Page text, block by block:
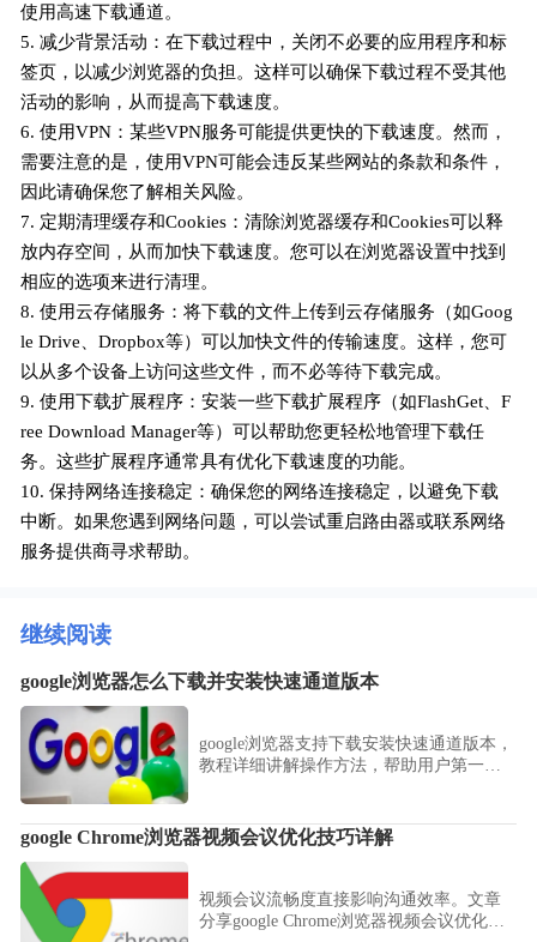
使用高速下载通道。
5. 减少背景活动：在下载过程中，关闭不必要的应用程序和标
签页，以减少浏览器的负担。这样可以确保下载过程不受其他
活动的影响，从而提高下载速度。
6. 使用VPN：某些VPN服务可能提供更快的下载速度。然而，
需要注意的是，使用VPN可能会违反某些网站的条款和条件，
因此请确保您了解相关风险。
7. 定期清理缓存和Cookies：清除浏览器缓存和Cookies可以释
放内存空间，从而加快下载速度。您可以在浏览器设置中找到
相应的选项来进行清理。
8. 使用云存储服务：将下载的文件上传到云存储服务（如Goog
le Drive、Dropbox等）可以加快文件的传输速度。这样，您可
以从多个设备上访问这些文件，而不必等待下载完成。
9. 使用下载扩展程序：安装一些下载扩展程序（如FlashGet、F
ree Download Manager等）可以帮助您更轻松地管理下载任
务。这些扩展程序通常具有优化下载速度的功能。
10. 保持网络连接稳定：确保您的网络连接稳定，以避免下载
中断。如果您遇到网络问题，可以尝试重启路由器或联系网络
服务提供商寻求帮助。
继续阅读
google浏览器怎么下载并安装快速通道版本
google浏览器支持下载安装快速通道版本，
教程详细讲解操作方法，帮助用户第一时
验。
google Chrome浏览器视频会议优化技巧详解
视频会议流畅度直接影响沟通效率。文章
分享google Chrome浏览器视频会议优化技